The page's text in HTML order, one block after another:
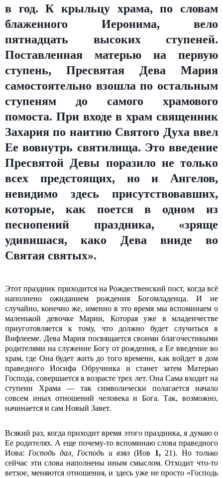
в год. К крыльцу храма, по словам
блаженного Иеронима, вело
пятнадцать высоких ступеней.
Поставленная матерью на первую
ступень, Пресвятая Дева Мария
самостоятельно взошла по остальным
ступеням до самого храмового
помоста. При входе в храм священник
Захария по наитию Святого Духа ввел
Ее вовнутрь святилища. Это введение
Пресвятой Девы поразило не только
всех предстоящих, но и Ангелов,
невидимо здесь присутствовавших,
которые, как поется в одном из
песнопений праздника, «зряще
удивишася, како Дева вниде во
Святая святых».
Этот праздник приходится на Рождественский пост, когда всё
наполнено ожиданием рождения Богомладенца. И не
случайно, конечно же, именно в это время мы вспоминаем о
маленькой девочке Марии, Которая уже в младенчестве
приуготовляется к тому, что должно будет случиться в
Вифлееме. Дева Мария посвящается своими благочестивыми
родителями на служение Богу от рождения, а Ее введение во
храм, где Она будет жить до того времени, как войдет в дом
праведного Иосифа Обручника и станет затем Матерью
Господа, совершается в возрасте трех лет. Она Сама входит на
ступени Храма — так символически полагается начало
совсем иных отношений человека и Бога. Так, возможно,
начинается и сам Новый Завет.
Всякий раз, когда приходит время этого праздника, я думаю о
Ее родителях. А еще почему-то вспоминаю слова праведного
Иова: Господь дал, Господь и взял (Иов 1,21). Но только
сейчас эти слова наполнены иным смыслом. Отходит что-то
ветхое, меняются отношения, и здесь уже не просто «Господь